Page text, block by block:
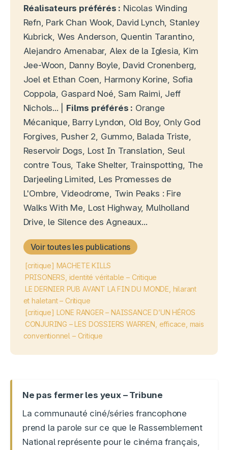
Réalisateurs préférés : Nicolas Winding
Refn, Park Chan Wook, David Lynch, Stanley
Kubrick, Wes Anderson, Quentin Tarantino,
Alejandro Amenabar, Alex de la Iglesia, Kim
Jee-Woon, Danny Boyle, David Cronenberg,
Joel et Ethan Coen, Harmony Korine, Sofia
Coppola, Gaspard Noé, Sam Raimi, Jeff
Nichols... | Films préférés : Orange
Mécanique, Barry Lyndon, Old Boy, Only God
Forgives, Pusher 2, Gummo, Balada Triste,
Reservoir Dogs, Lost In Translation, Seul
contre Tous, Take Shelter, Trainspotting, The
Darjeeling Limited, Les Promesses de
L'Ombre, Videodrome, Twin Peaks : Fire
Walks With Me, Lost Highway, Mulholland
Drive, le Silence des Agneaux...
Voir toutes les publications
[critique] MACHETE KILLS
PRISONERS, identité véritable – Critique
LE DERNIER PUB AVANT LA FIN DU MONDE, hilarant
et haletant – Critique
[critique] LONE RANGER – NAISSANCE D’UN HÉROS
CONJURING – LES DOSSIERS WARREN, efficace, mais
conventionnel – Critique
Ne pas fermer les yeux – Tribune
La communauté ciné/séries francophone
prend la parole sur ce que le Rassemblement
National représente pour le cinéma français,